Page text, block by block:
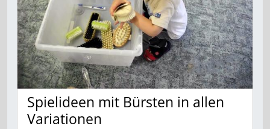
Spielideen mit Bürsten in allen
Variationen